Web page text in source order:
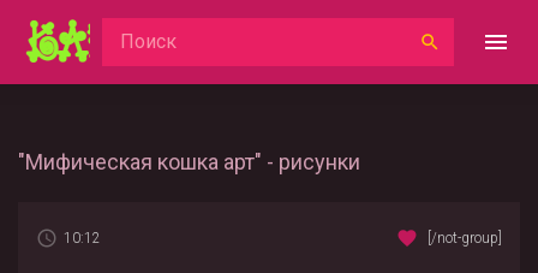
"Мифическая кошка арт" - рисунки
10:12 [/not-group]